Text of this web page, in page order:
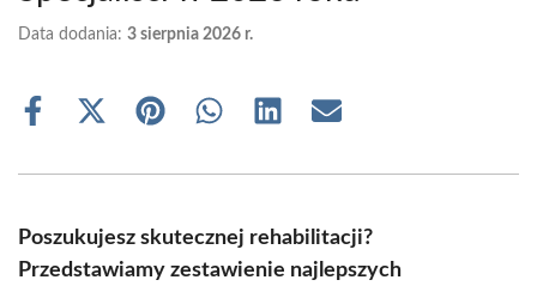
Data dodania: 3 sierpnia 2026 r.
Share
Share
(Twitter)
Share Share Share Share
Poszukujesz skutecznej rehabilitacji?
Przedstawiamy zestawienie najlepszych